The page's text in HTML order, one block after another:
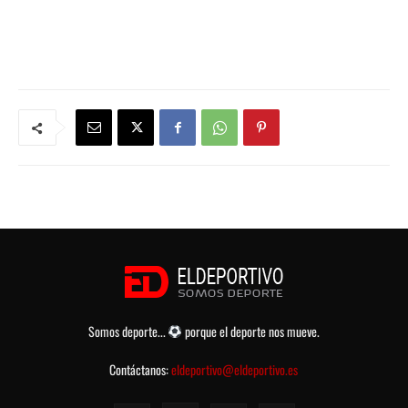
Somos deporte...
porque el deporte nos mueve.
Contáctanos:eldeportivo@eldeportivo.es